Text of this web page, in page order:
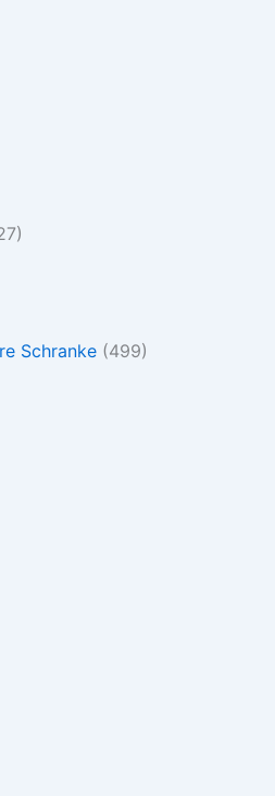
Schranke(499)